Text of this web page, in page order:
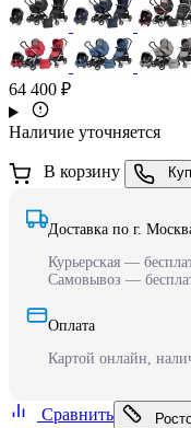
64 400 ₽
Наличие уточняется
В корзину
Доставка по г.
Курьерская —
Самовывоз —
Оплата
Картой онлайн,
Сравнить